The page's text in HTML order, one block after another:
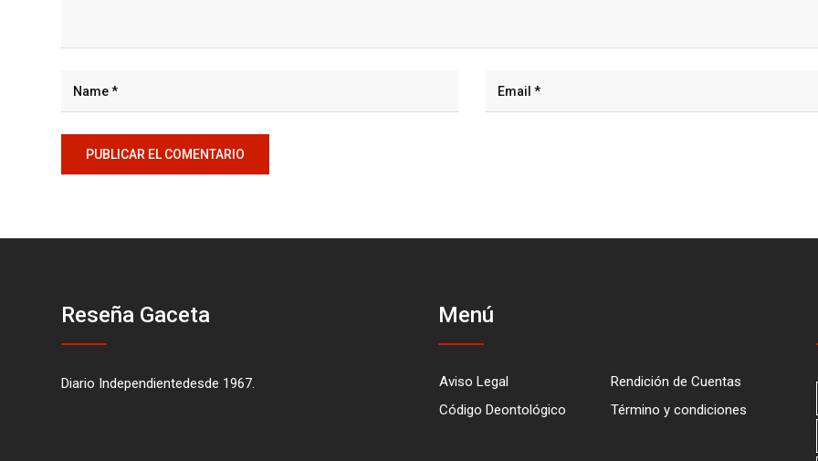
Reseña Gaceta
Diario Independientedesde 1967.
Menú
Aviso Legal
Rendición de Cuentas
Código Deontológico
Término y condiciones